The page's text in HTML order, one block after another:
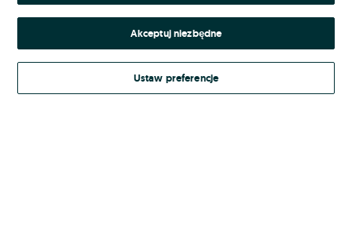
Kontynuując za pośrednictwem jednego z dostawców wskazanych powyżej,
Regulamin serwisu OLX.pl w jego aktualnym brzmieniu.
Akceptuj niezbędne
Ustaw preferencje